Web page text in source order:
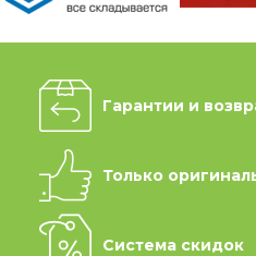
Гарантии и
Только
Система скидок